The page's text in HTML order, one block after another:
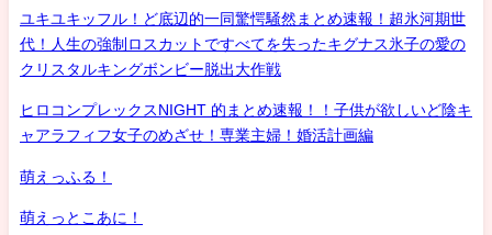
ユキユキッフル！ど底辺的一同驚愕騒然まとめ速報！超氷河期世
代！人生の強制ロスカットですべてを失ったキグナス氷子の愛の
クリスタルキングボンビー脱出大作戦
ヒロコンプレックスNIGHT 的まとめ速報！！子供が欲しいど陰キ
ャアラフィフ女子のめざせ！専業主婦！婚活計画編
萌えっふる！
萌えっとこあに！